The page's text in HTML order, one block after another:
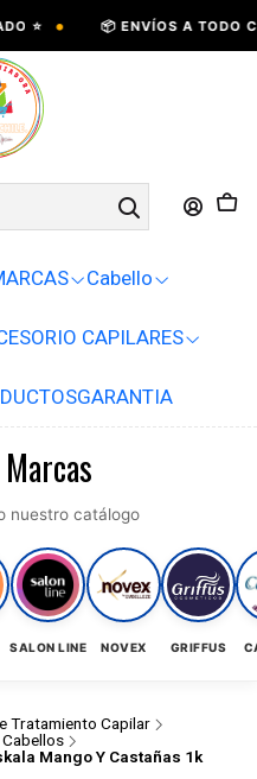
• 📦 ENVÍOS A TODO
Cabello
CAPILARES
GARANTIA
nuestro catálogo
SALON LINE NOVEX GRIFFUS
Tratamiento Capilar
Mango Y Castañas 1k